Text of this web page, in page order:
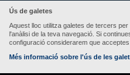
Ús de galetes
Aquest lloc utilitza galetes de tercers
l'anàlisi de la teva navegació. Si
configuració considerarem que acceptes
Més informació sobre l'ús de les